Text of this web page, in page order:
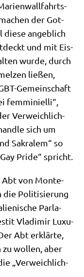
der Got­
angeb­lich
und mit Eis­
wur­de, durch
lie­ßen,
Gemein­schaft
femmi­ni­el­li“,
Ver­weich­lich­
sich um
Sakra­lem“ so
Pri­de“ spricht.
Abt von Mon­te­
die Poli­ti­sie­rung
Par­la­
Vla­di­mir Luxu­
Abt erklär­te,
zu wol­len, aber
„Ver­weich­lich­